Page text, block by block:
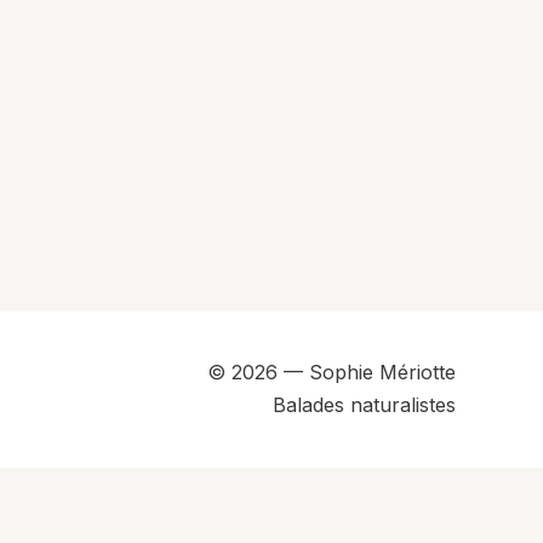
© 2026 — Sophie Mériotte
Balades naturalistes